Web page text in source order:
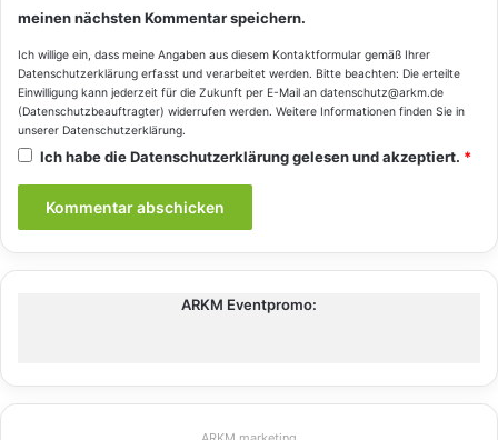
meinen nächsten Kommentar speichern.
Ich willige ein, dass meine Angaben aus diesem Kontaktformular gemäß Ihrer
Datenschutzerklärung erfasst und verarbeitet werden. Bitte beachten: Die erteilte
Einwilligung kann jederzeit für die Zukunft per E-Mail an datenschutz@arkm.de
(Datenschutzbeauftragter) widerrufen werden. Weitere Informationen finden Sie in
unserer Datenschutzerklärung.
Ich habe dieDatenschutzerklärunggelesen und akzeptiert. *
ARKM Eventpromo: